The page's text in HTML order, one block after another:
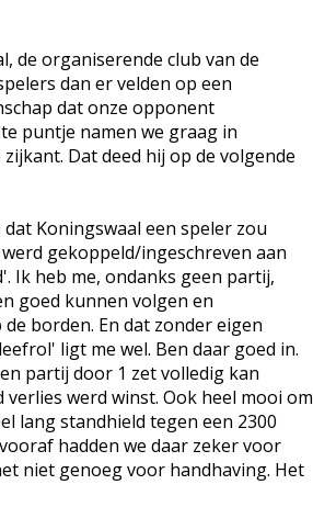
de organiserende club van de
dan er velden op een
dat onze opponent
puntje namen we graag in
Dat deed hij op de volgende
Koningswaal een speler zou
gekoppeld/ingeschreven aan
Ik heb me, ondanks geen partij,
goed kunnen volgen en
borden. En dat zonder eigen
ligt me wel. Ben daar goed in.
partij door 1 zet volledig kan
werd winst. Ook heel mooi om
lang standhield tegen een 2300
hadden we daar zeker voor
niet genoeg voor handhaving. Het